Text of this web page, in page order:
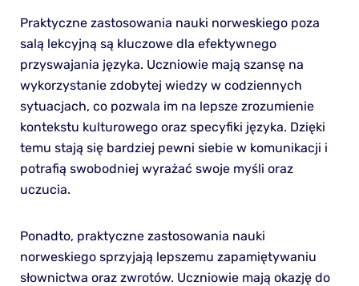
Praktyczne zastosowania nauki norweskiego poza
salą lekcyjną są kluczowe dla efektywnego
przyswajania języka. Uczniowie mają szansę na
wykorzystanie zdobytej wiedzy w codziennych
sytuacjach, co pozwala im na lepsze zrozumienie
kontekstu kulturowego oraz specyfiki języka. Dzięki
temu stają się bardziej pewni siebie w komunikacji i
potrafią swobodniej wyrażać swoje myśli oraz
uczucia.
Ponadto, praktyczne zastosowania nauki
norweskiego sprzyjają lepszemu zapamiętywaniu
słownictwa oraz zwrotów. Uczniowie mają okazję do